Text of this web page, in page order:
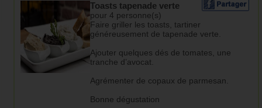
Toasts tapenade verte
pour 4 personne(s)
Faire griller les toasts, tartiner
généreusement de tapenade verte.
Ajouter quelques dés de tomates, une
tranche d’avocat.
Agrémenter de copaux de parmesan.
Bonne dégustation